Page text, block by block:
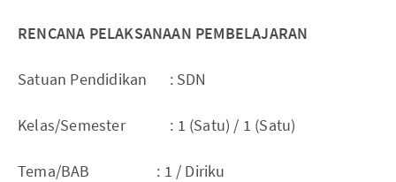
RENCANA PELAKSANAAN PEMBELAJARAN
Satuan Pendidikan : SDN
Kelas/Semester : 1 (Satu) / 1 (Satu)
Tema/BAB : 1 / Diriku